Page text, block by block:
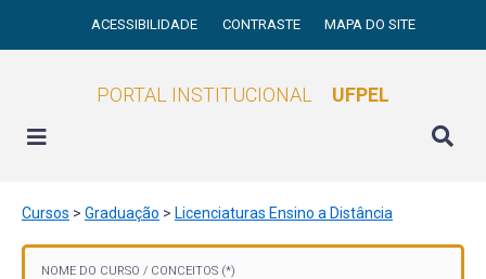
ACESSIBILIDADE CONTRASTE MAPA DO SITE
PORTAL INSTITUCIONAL UFPEL
Cursos > Graduação > Licenciaturas Ensino a Distância
NOME DO CURSO / CONCEITOS (*)